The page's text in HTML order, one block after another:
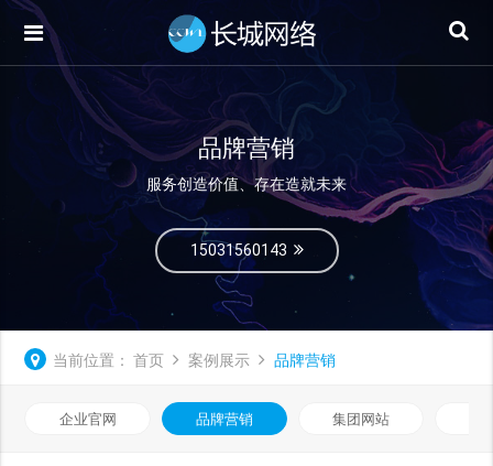
品牌营销
服务创造价值、存在造就未来
15031560143
当前位置： 首页 案例展示 品牌营销
企业官网 品牌营销 集团网站